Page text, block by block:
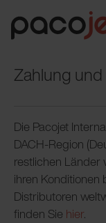
Zahlung
Die Pacojet
DACH-Region
restlichen Länder
ihren Konditionen
Distributoren
finden Sie hier.